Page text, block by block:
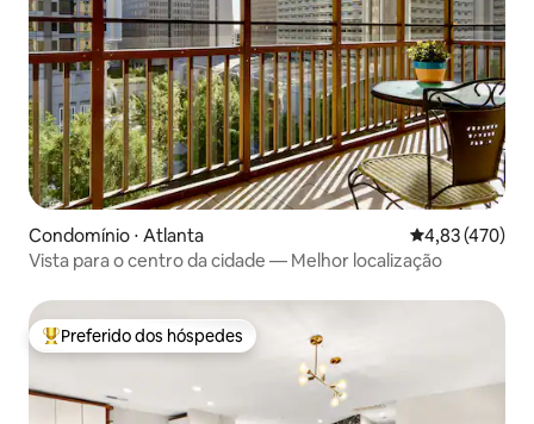
Condomínio ⋅ Atlanta 4,83 de uma
4,83 (470)
Vista para o centro da cidade — Melhor localização
Entre os melhores preferidos dos hóspedes
Preferido dos hóspedes